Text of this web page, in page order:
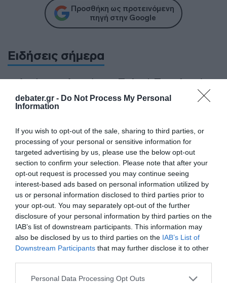
debater.gr - Do Not Process My Personal
Information
If you wish to opt-out of the sale, sharing to third parties, or
processing of your personal or sensitive information for
targeted advertising by us, please use the below opt-out
section to confirm your selection. Please note that after your
opt-out request is processed you may continue seeing
interest-based ads based on personal information utilized by
us or personal information disclosed to third parties prior to
your opt-out. You may separately opt-out of the further
disclosure of your personal information by third parties on the
IAB’s list of downstream participants. This information may
also be disclosed by us to third parties on the IAB’s List of
Downstream Participants that may further disclose it to other
Please note that this website/app uses one or more Google
Personal Data Processing Opt Outs
Προσθήκη ως προτεινόμενη
πηγή στην Google
Ειδήσεις σήμερα
Ανοίγει τη Δευτέρα η Παλαιά Παραλιακή
στην Καλλιθέα – Θωρακίζεται η περιοχή
απέναντι σε πλημμυρικά φαινόμενα
Υπογράφηκε η σύμβαση για τα συστήματα
αεροναυτιλίας στο νέο Διεθνές
Αεροδρόμιο Ηρακλείου – Αναμένεται να
τεθεί σε λειτουργία τον Νοέμβριο του
2028
Χατζηδάκης: “Άκυρες από 1η Οκτωβρίου οι
εγκύκλιοι που δεν αναρτώνται –
Υποχρεωτική η δημοσίευσή τους στις
ιστοσελίδες των φορέων που τις εκδίδουν”